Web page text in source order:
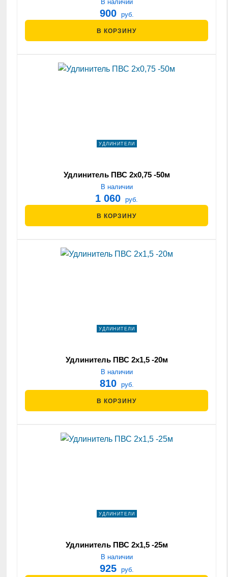
В наличии
900 руб.
В КОРЗИНУ
УДЛИНИТЕЛИ
Удлинитель ПВС 2х0,75 -50м
В наличии
1 060 руб.
В КОРЗИНУ
УДЛИНИТЕЛИ
Удлинитель ПВС 2х1,5 -20м
В наличии
810 руб.
В КОРЗИНУ
УДЛИНИТЕЛИ
Удлинитель ПВС 2х1,5 -25м
В наличии
925 руб.